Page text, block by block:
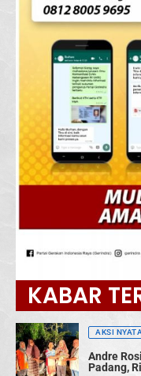
KABAR
AKSI
Andre
Padang,